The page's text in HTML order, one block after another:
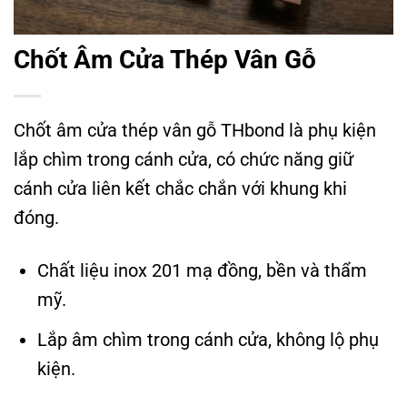
Chốt Âm Cửa Thép Vân Gỗ
Chốt âm cửa thép vân gỗ THbond là phụ kiện
lắp chìm trong cánh cửa, có chức năng giữ
cánh cửa liên kết chắc chắn với khung khi
đóng.
Chất liệu inox 201 mạ đồng, bền và thẩm
mỹ.
Lắp âm chìm trong cánh cửa, không lộ phụ
kiện.